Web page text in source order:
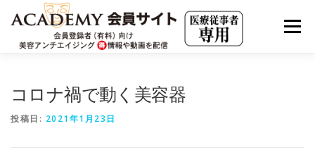
メニュー
コロナ禍で動く美容器
投稿日: 2021年1月23日